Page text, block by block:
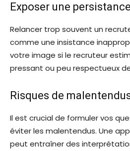
Exposer une
Relancer trop souvent un
comme une insistance
votre image si le recruteur
pressant ou peu respectueux
Risques de
Il est crucial de formuler vos
éviter les malentendus. Une
peut entraîner des